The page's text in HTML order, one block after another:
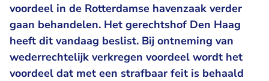
voordeel in de Rotterdamse havenzaak verder
gaan behandelen. Het gerechtshof Den Haag
heeft dit vandaag beslist. Bij ontneming van
wederrechtelijk verkregen voordeel wordt het
voordeel dat met een strafbaar feit is behaald